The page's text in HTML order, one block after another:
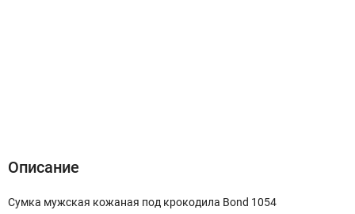
Описание
Сумка мужская кожаная под крокодила Bond 1054